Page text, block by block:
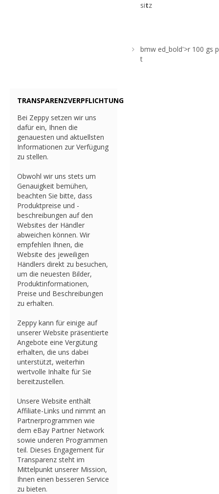
sitz
bmw
t
ed_bold'>r 100 gs
TRANSPARENZVERPFLICHTUNG
Bei Zeppy setzen wir uns
dafür ein, Ihnen die
genauesten und aktuellsten
Informationen zur Verfügung
zu stellen.
Obwohl wir uns stets um
Genauigkeit bemühen,
beachten Sie bitte, dass
Produktpreise und -
beschreibungen auf den
Websites der Händler
abweichen können. Wir
empfehlen Ihnen, die
Website des jeweiligen
Händlers direkt zu besuchen,
um die neuesten Bilder,
Produktinformationen,
Preise und Beschreibungen
zu erhalten.
Zeppy kann für einige auf
unserer Website präsentierte
Angebote eine Vergütung
erhalten, die uns dabei
unterstützt, weiterhin
wertvolle Inhalte für Sie
bereitzustellen.
Unsere Website enthält
Affiliate-Links und nimmt an
Partnerprogrammen wie
dem eBay Partner Network
sowie underen Programmen
teil. Dieses Engagement für
Transparenz steht im
Mittelpunkt unserer Mission,
Ihnen einen besseren Service
zu bieten.